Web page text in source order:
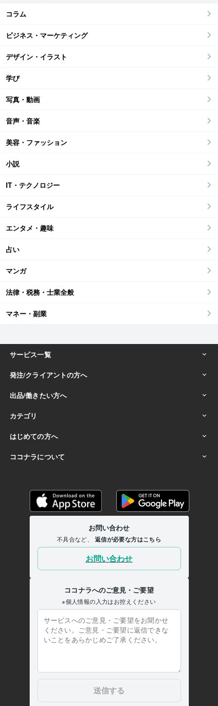
コラム
ビジネス・マーケティング
デザイン・イラスト
学び
写真・動画
音声・音楽
美容・ファッション
小説
IT・テクノロジー
ライフスタイル
エンタメ・趣味
占い
マンガ
法律・税務・士業全般
マネー・副業